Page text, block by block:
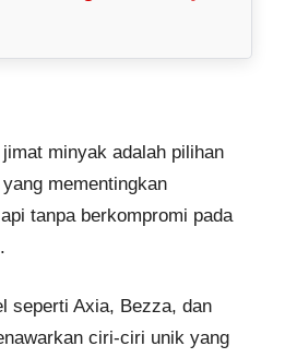
minyak​ adalah pilihan
mementingkan
tanpa berkompromi pada
seperti Axia, Bezza, dan
ciri-ciri unik yang